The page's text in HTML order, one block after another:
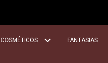
COSMÉTICOS FANTASIAS